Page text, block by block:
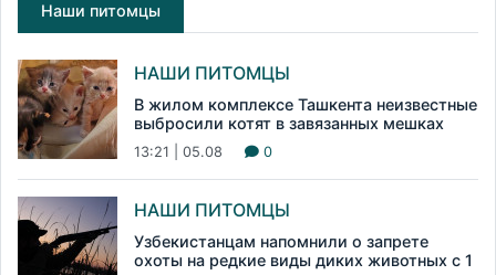
Наши питомцы
НАШИ ПИТОМЦЫ
В жилом комплексе Ташкента неизвестные
выбросили котят в завязанных мешках
13:21 | 05.08 0
НАШИ ПИТОМЦЫ
Узбекистанцам напомнили о запрете
охоты на редкие виды диких животных с 1